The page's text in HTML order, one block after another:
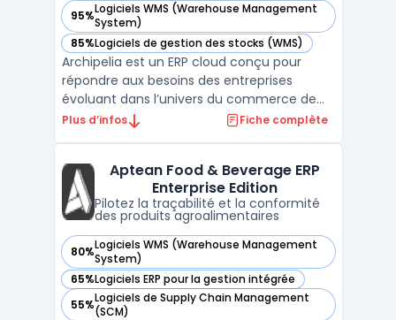
95%Logiciels WMS (Warehouse Management
System)
— voir Archipelia dans cette catégorie
85%Logiciels de gestion des stocks (WMS)
— voir Archipelia dans cette catégorie
Archipelia est un ERP cloud conçu pour
répondre aux besoins des entreprises
évoluant dans l’univers du commerce de
détail, avec une approche centrée sur la
processus de vente, de stock, de logistique
et de relation clie ...
Plus d’infos Fiche complète
Aptean Food & Beverage ERP
Enterprise Edition
Pilotez la traçabilité et la conformité
des produits agroalimentaires
80%Logiciels WMS (Warehouse Management
System)
— voir Aptean Food & Beverage ERP Enterprise Edition
65%Logiciels ERP pour la gestion intégrée
— voir Aptean Food & Beverage ERP Enterprise Edition
55%Logiciels de Supply Chain Management
(SCM)
— voir Aptean Food & Beverage ERP Enterprise Edition